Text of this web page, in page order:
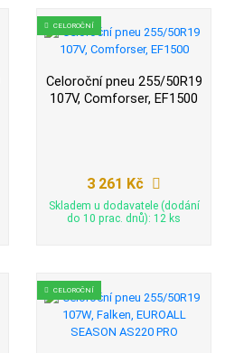
CELOROČNÍ
Celoroční pneu 255/50R19
107V, Comforser, EF1500
3 261 Kč
Skladem u dodavatele (dodání
do 10 prac. dnů): 12 ks
CELOROČNÍ